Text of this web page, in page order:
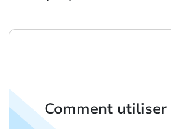
Comment utiliser